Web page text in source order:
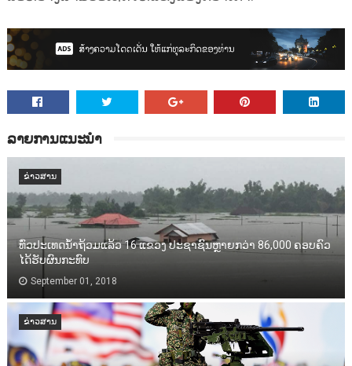
ລາຍການແນະນຳ
ຂ່າວສານ
ທົ່ວປະເທດນ້ຳຖ້ວມແລ້ວ 16 ແຂວງ ປະຊາຊົນຫຼາຍກວ່າ 86,000​ ຄອບຄົວ
ໄດ້ຮັບຜົນກະທົບ
September 01, 2018
ຂ່າວສານ